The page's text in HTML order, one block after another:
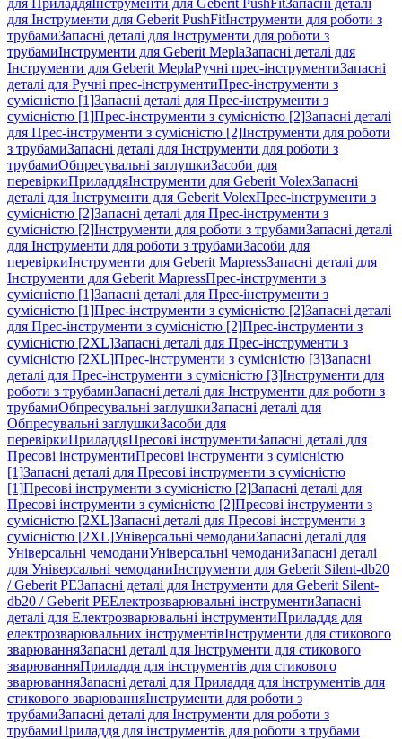
для ПриладдяІнструменти для Geberit PushFitЗапасні деталі
для Інструменти для Geberit PushFitІнструменти для роботи з
трубамиЗапасні деталі для Інструменти для роботи з
трубамиІнструменти для Geberit MeplaЗапасні деталі для
Інструменти для Geberit MeplaРучні прес-інструментиЗапасні
деталі для Ручні прес-інструментиПрес-інструменти з
сумісністю [1]Запасні деталі для Прес-інструменти з
сумісністю [1]Прес-інструменти з сумісністю [2]Запасні деталі
для Прес-інструменти з сумісністю [2]Інструменти для роботи
з трубамиЗапасні деталі для Інструменти для роботи з
трубамиОбпресувальні заглушкиЗасоби для
перевіркиПриладдяІнструменти для Geberit VolexЗапасні
деталі для Інструменти для Geberit VolexПрес-інструменти з
сумісністю [2]Запасні деталі для Прес-інструменти з
сумісністю [2]Інструменти для роботи з трубамиЗапасні деталі
для Інструменти для роботи з трубамиЗасоби для
перевіркиІнструменти для Geberit MapressЗапасні деталі для
Інструменти для Geberit MapressПрес-інструменти з
сумісністю [1]Запасні деталі для Прес-інструменти з
сумісністю [1]Прес-інструменти з сумісністю [2]Запасні деталі
для Прес-інструменти з сумісністю [2]Прес-інструменти з
сумісністю [2XL]Запасні деталі для Прес-інструменти з
сумісністю [2XL]Прес-інструменти з сумісністю [3]Запасні
деталі для Прес-інструменти з сумісністю [3]Інструменти для
роботи з трубамиЗапасні деталі для Інструменти для роботи з
трубамиОбпресувальні заглушкиЗапасні деталі для
Обпресувальні заглушкиЗасоби для
перевіркиПриладдяПресові інструментиЗапасні деталі для
Пресові інструментиПресові інструменти з сумісністю
[1]Запасні деталі для Пресові інструменти з сумісністю
[1]Пресові інструменти з сумісністю [2]Запасні деталі для
Пресові інструменти з сумісністю [2]Пресові інструменти з
сумісністю [2XL]Запасні деталі для Пресові інструменти з
сумісністю [2XL]Універсальні чемоданиЗапасні деталі для
Універсальні чемоданиУніверсальні чемоданиЗапасні деталі
для Універсальні чемоданиІнструменти для Geberit Silent-db20
/ Geberit PEЗапасні деталі для Інструменти для Geberit Silent-
db20 / Geberit PEЕлектрозварювальні інструментиЗапасні
деталі для Електрозварювальні інструментиПриладдя для
електрозварювальних інструментівІнструменти для стикового
зварюванняЗапасні деталі для Інструменти для стикового
зварюванняПриладдя для інструментів для стикового
зварюванняЗапасні деталі для Приладдя для інструментів для
стикового зварюванняІнструменти для роботи з
трубамиЗапасні деталі для Інструменти для роботи з
трубамиПриладдя для інструментів для роботи з трубами